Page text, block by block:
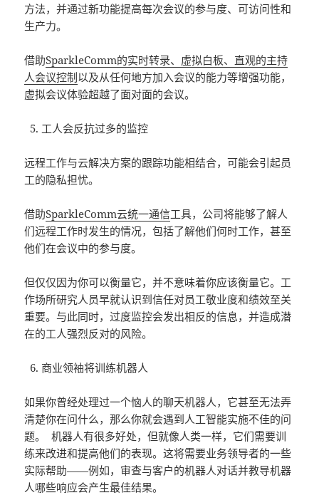
方法，并通过新功能提高每次会议的参与度、可访问性和
生产力。
借助SparkleComm的实时转录、虚拟白板、直观的主持
人会议控制以及从任何地方加入会议的能力等增强功能，
虚拟会议体验超越了面对面的会议。
5. 工人会反抗过多的监控
远程工作与云解决方案的跟踪功能相结合，可能会引起员
工的隐私担忧。
借助SparkleComm云统一通信工具，公司将能够了解人
们远程工作时发生的情况，包括了解他们何时工作，甚至
他们在会议中的参与度。
但仅仅因为你可以衡量它，并不意味着你应该衡量它。工
作场所研究人员早就认识到信任对员工敬业度和绩效至关
重要。与此同时，过度监控会发出相反的信息，并造成潜
在的工人强烈反对的风险。
6. 商业领袖将训练机器人
如果你曾经处理过一个恼人的聊天机器人，它甚至无法弄
清楚你在问什么，那么你就会遇到人工智能实施不佳的问
题。 机器人有很多好处，但就像人类一样，它们需要训
练来改进和提高他们的表现。这将需要业务领导者的一些
实际帮助——例如，审查与客户的机器人对话并教导机器
人哪些响应会产生最佳结果。